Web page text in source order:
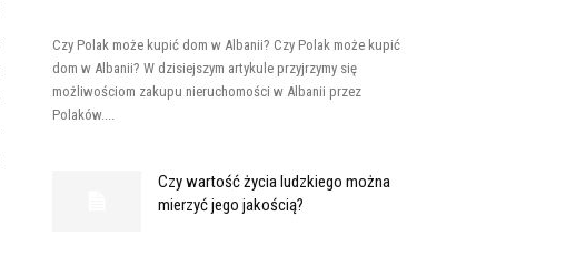
Czy Polak może kupić dom w Albanii? Czy Polak może kupić
dom w Albanii? W dzisiejszym artykule przyjrzymy się
możliwościom zakupu nieruchomości w Albanii przez
Polaków....
Czy wartość życia ludzkiego można
mierzyć jego jakością?